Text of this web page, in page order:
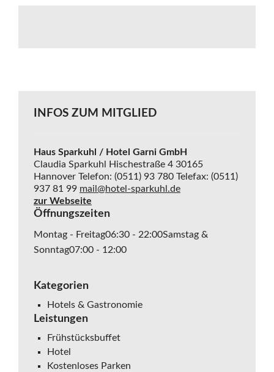
INFOS ZUM MITGLIED
Haus Sparkuhl / Hotel Garni GmbH
Claudia Sparkuhl
Hischestraße 4 30165
Hannover Telefon: (0511) 93 780 Telefax: (0511)
937 81 99 mail@hotel-sparkuhl.de
zur Webseite
Öffnungszeiten
Montag - Freitag06:30 - 22:00Samstag &
Sonntag07:00 - 12:00
Kategorien
Hotels & Gastronomie
Leistungen
Frühstücksbuffet
Hotel
Kostenloses Parken